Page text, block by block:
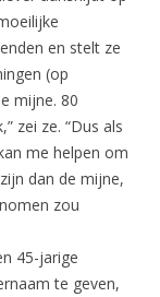
en stelt ze
(op
mijne. 80
zei ze. “Dus als
me helpen om
dan de mijne,
zou
45-jarige
te geven,